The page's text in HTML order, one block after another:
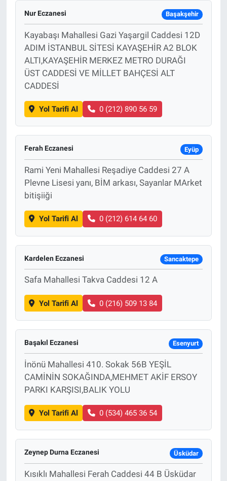
Nur Eczanesi Başakşehir
Kayabaşı Mahallesi Gazi Yaşargil Caddesi 12D
ADIM İSTANBUL SİTESİ KAYAŞEHİR A2 BLOK
ALTI,KAYAŞEHİR MERKEZ METRO DURAĞI
ÜST CADDESİ VE MİLLET BAHÇESİ ALT
CADDESİ
Yol Tarifi Al 0 (212) 890 56 59
Ferah Eczanesi Eyüp
Rami Yeni Mahallesi Reşadiye Caddesi 27 A
Plevne Lisesi yanı, BİM arkası, Sayanlar MArket
bitişiiği
Yol Tarifi Al 0 (212) 614 64 60
Kardelen Eczanesi Sancaktepe
Safa Mahallesi Takva Caddesi 12 A
Yol Tarifi Al 0 (216) 509 13 84
Başakıl Eczanesi Esenyurt
İnönü Mahallesi 410. Sokak 56B YEŞİL
CAMİNİN SOKAĞINDA,MEHMET AKİF ERSOY
PARKI KARŞISI,BALIK YOLU
Yol Tarifi Al 0 (534) 465 36 54
Zeynep Durna Eczanesi Üsküdar
Kısıklı Mahallesi Ferah Caddesi 44 B Üsküdar